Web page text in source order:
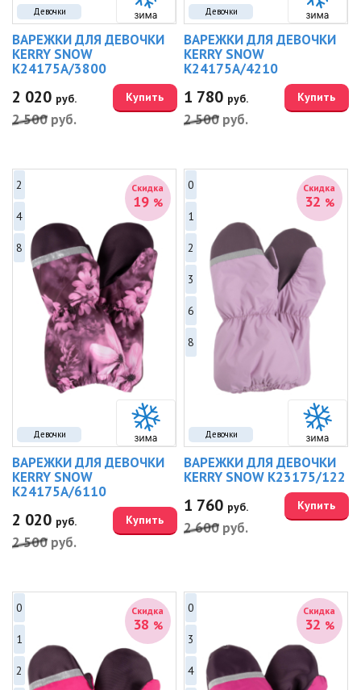
Девочки
ВАРЕЖКИ ДЛЯ ДЕВОЧКИ
KERRY SNOW
K24175A/3800
2 020 руб.
2 500 руб.
Купить
Девочки
ВАРЕЖКИ ДЛЯ ДЕВОЧКИ
KERRY SNOW
K24175A/4210
1 780 руб.
2 500 руб.
Купить
Девочки
Скидка
19 %
2
4
8
ВАРЕЖКИ ДЛЯ ДЕВОЧКИ
KERRY SNOW
K24175A/6110
2 020 руб.
2 500 руб.
Купить
Девочки
Скидка
32 %
0
1
2
3
6
8
ВАРЕЖКИ ДЛЯ ДЕВОЧКИ
KERRY SNOW K23175/122
1 760 руб.
2 600 руб.
Купить
Скидка
38 %
0
1
2
Скидка
32 %
0
3
4